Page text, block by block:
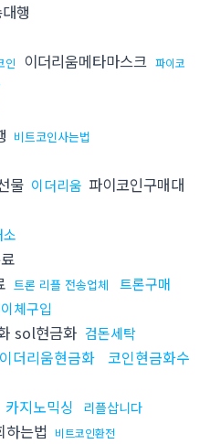
행
인 이더리움메타마스크 파이코
비트코인사는법
물 이더리움 파이코인구매대
트론 리플 전송업체 트론구매
체구입
sol현금화 검돈세탁
이더리움현금화 코인현금화수
카지노믹싱 리플삽니다
는법 비트코인환전